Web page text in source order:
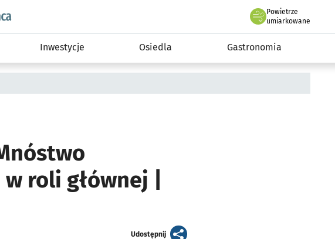
Dla mieszkańca
Powietrze
we Wrocławiu
umiarkowane
Inwestycje Osiedla Gastronomia
roli głównej |
Udostępnijartykuł